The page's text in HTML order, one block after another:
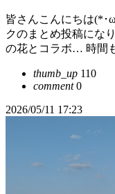
皆さんこんにちは(*･
クのまとめ投稿にな
の花とコラボ… 時間
thumb_up 110
comment0
2026/05/11 17:23